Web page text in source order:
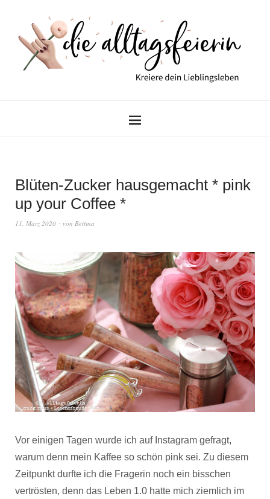
Blüten-Zucker hausgemacht * pink
up your Coffee *
11. März 2020 von Bettina
Vor einigen Tagen wurde ich auf Instagram gefragt,
warum denn mein Kaffee so schön pink sei. Zu diesem
Zeitpunkt durfte ich die Fragerin noch ein bisschen
vertrösten, denn das Leben 1.0 hatte mich ziemlich im